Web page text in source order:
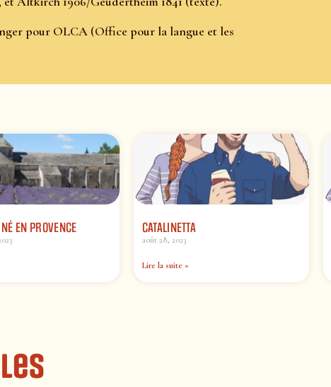
pour OLCA (Office pour la langue et les
EN PROVENCE CATALINETTA
août 28, 2023
Lire la suite »